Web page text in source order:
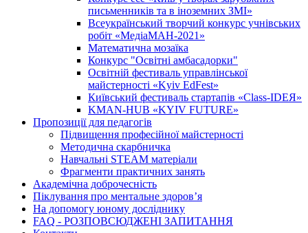
письменників та в іноземних ЗМІ»
Всеукраїнський творчий конкурс учнівських
робіт «МедіаМАН-2021»
Математична мозаїка
Конкурс "Освітні амбасадорки"
Освітній фестиваль управлінської
майстерності «Kyiv EdFest»
Київський фестиваль стартапів «Class-IDEЯ»
KMAN-HUB «KYIV FUTURE»
Пропозиції для педагогів
Підвищення професійної майстерності
Методична скарбничка
Навчальні STEAM матеріали
Фрагменти практичних занять
Академічна доброчесність
Піклування про ментальне здоровʼя
На допомогу юному досліднику
FAQ - РОЗПОВСЮДЖЕНІ ЗАПИТАННЯ